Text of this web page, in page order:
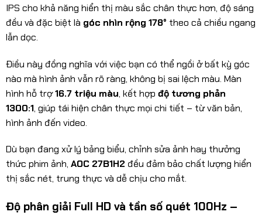
IPS cho khả năng hiển thị màu sắc chân thực hơn, độ sáng
đều và đặc biệt là góc nhìn rộng 178° theo cả chiều ngang
lẫn dọc.
Điều này đồng nghĩa với việc bạn có thể ngồi ở bất kỳ góc
nào mà hình ảnh vẫn rõ ràng, không bị sai lệch màu. Màn
hình hỗ trợ16.7 triệu màu, kết hợp độ tương phản
1300:1, giúp tái hiện chân thực mọi chi tiết – từ văn bản,
hình ảnh đến video.
Dù bạn đang xử lý bảng biểu, chỉnh sửa ảnh hay thưởng
thức phim ảnh, AOC 27B1H2 đều đảm bảo chất lượng hiển
thị sắc nét, trung thực và dễ chịu cho mắt.
Độ phân giải Full HD và tần số quét 100Hz –